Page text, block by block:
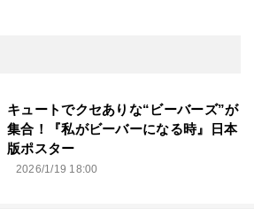
キュートでクセありな“ビーバーズ”が
集合！『私がビーバーになる時』日本
版ポスター
2026/1/19 18:00